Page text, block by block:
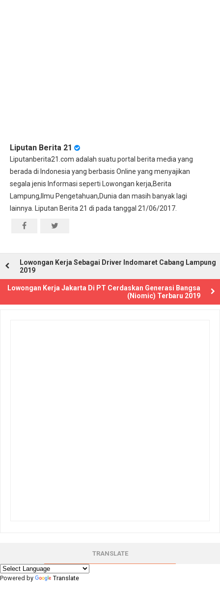
Liputan Berita 21
Liputanberita21.com adalah suatu portal berita media yang
berada di Indonesia yang berbasis Online yang menyajikan
segala jenis Informasi seperti Lowongan kerja,Berita
Lampung,Ilmu Pengetahuan,Dunia dan masih banyak lagi
lainnya. Liputan Berita 21 di pada tanggal 21/06/2017.
Lowongan Kerja Sebagai Driver Indomaret Cabang Lampung
2019
Lowongan Kerja Jakarta Di PT Cerdaskan Generasi Bangsa
(Niomic) Terbaru 2019
TRANSLATE
Powered by Translate